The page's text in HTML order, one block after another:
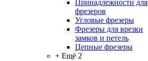
Принадлежности для
фрезеров
Угловые фрезеры
Фрезеры для врезки
замков и петель
Цепные фрезеры
+ Ещё 2